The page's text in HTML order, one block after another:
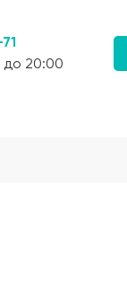
до 20:00